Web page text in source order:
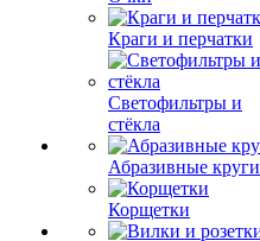
Краги и перчатки
Светофильтры и
стёкла
Абразивные круги
Корщетки